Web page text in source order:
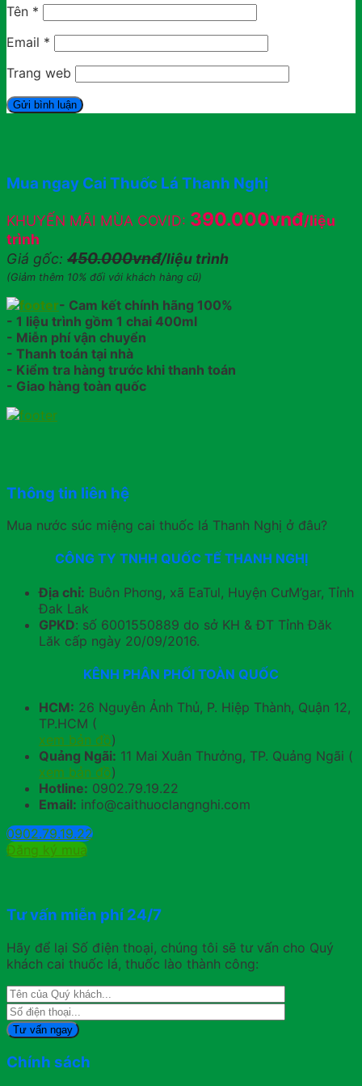
Tên *
Email *
Trang web
Mua ngay Cai Thuốc Lá Thanh Nghị
KHUYẾN MÃI MÙA COVID: 390.000vnđ/liệu
trình
Giá gốc: 450.000vnđ/liệu trình
(Giảm thêm 10% đối với khách hàng cũ)
- Cam kết chính hãng 100%
- 1 liệu trình gồm 1 chai 400ml
- Miễn phí vận chuyển
- Thanh toán tại nhà
- Kiểm tra hàng trước khi thanh toán
- Giao hàng toàn quốc
Thông tin liên hệ
Mua nước súc miệng cai thuốc lá Thanh Nghị ở đâu?
CÔNG TY TNHH QUỐC TẾ THANH NGHỊ
Địa chỉ: Buôn Phơng, xã EaTul, Huyện CưM’gar, Tỉnh
Đak Lak
GPKD: số 6001550889 do sở KH & ĐT Tỉnh Đăk
Lăk cấp ngày 20/09/2016.
KÊNH PHÂN PHỐI TOÀN QUỐC
HCM: 26 Nguyễn Ảnh Thủ, P. Hiệp Thành, Quận 12,
TP.HCM (
xem bản đồ)
Quảng Ngãi: 11 Mai Xuân Thưởng, TP. Quảng Ngãi (
xem bản đồ)
Hotline: 0902.79.19.22
Email: info@caithuoclangnghi.com
0902.79.19.22
Đăng ký mua
Tư vấn miễn phí 24/7
Hãy để lại Số điện thoại, chúng tôi sẽ tư vấn cho Quý
khách cai thuốc lá, thuốc lào thành công:
Chính sách